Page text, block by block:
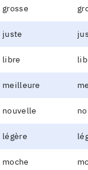
grosse
juste
libre
meilleure
nouvelle
légère
moche